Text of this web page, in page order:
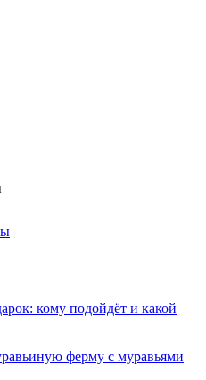
кому подойдёт и какой
ферму с муравьями